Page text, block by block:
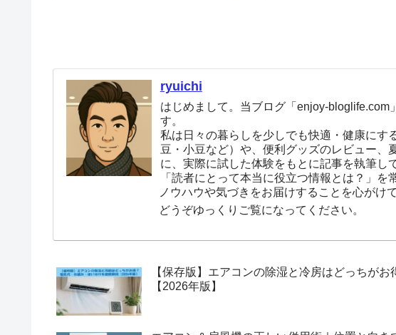
ryuichi
はじめまして。当ブログ「enjoy-bloglife.com
す。
私は日々の暮らしを少しでも快適・健康にす
豆・小豆など）や、便利グッズのレビュー、
に、実際に試した体験をもとに記事を執筆し
「読者にとって本当に役立つ情報とは？」
ノウハウや気づきをお届けすることを心がけて
どうぞゆっくりご覧になってください。
【保存版】エアコンの除湿と冷房はどっちが
【2026年版】